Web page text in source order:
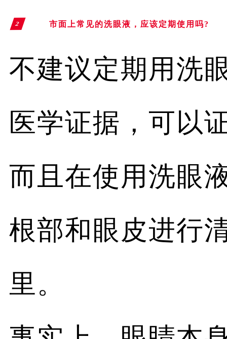
2 市面上常见的洗眼液， 应该定期使用吗?
不建议定期用洗
医学证据，可以
而且在使用洗眼
根部和眼皮进行
里。